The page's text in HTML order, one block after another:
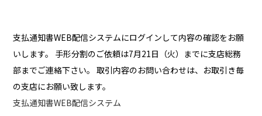
支払通知書WEB配信システムにログインして内容の確認をお願
いします。 手形分割のご依頼は7月21日（火）までに支店総務
部までご連絡下さい。 取引内容のお問い合わせは、お取引き毎
の支店にお願い致します。
支払通知書WEB配信システム